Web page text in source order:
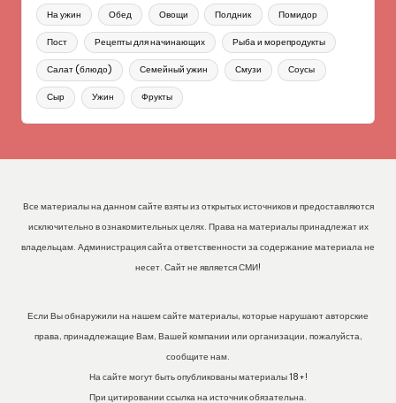
На ужин Обед Овощи Полдник Помидор
Пост Рецепты для начинающих Рыба и морепродукты
Салат (блюдо) Семейный ужин Смузи Соусы
Сыр Ужин Фрукты
Все материалы на данном сайте взяты из открытых источников и предоставляются
исключительно в ознакомительных целях. Права на материалы принадлежат их
владельцам. Администрация сайта ответственности за содержание материала не
несет. Сайт не является СМИ!
Если Вы обнаружили на нашем сайте материалы, которые нарушают авторские
права, принадлежащие Вам, Вашей компании или организации, пожалуйста,
сообщите нам.
На сайте могут быть опубликованы материалы 18+!
При цитировании ссылка на источник обязательна.